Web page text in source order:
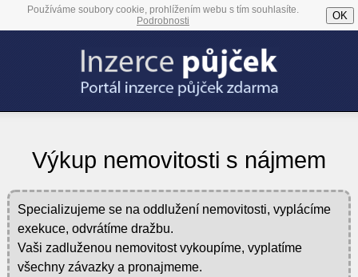
Používáme soubory cookie, prohlížením webu s tím souhlasíte.
Podrobnosti
OK
Výkup nemovitosti s nájmem
Specializujeme se na oddlužení nemovitosti, vyplácíme
exekuce, odvrátíme dražbu.
Vaši zadluženou nemovitost vykoupíme, vyplatíme
všechny závazky a pronajmeme.